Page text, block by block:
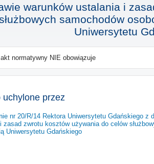
warunków ustalania i
samochodów
Uniwersytetu
normatywny NIE obowiązuje
uchylone przez
nr 20/R/14 Rektora Uniwersytetu Gdańskiego z
zasad zwrotu kosztów używania do celów
Uniwersytetu Gdańskiego